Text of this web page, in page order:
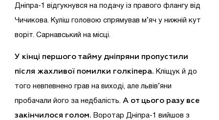
Дніпра-1 відгукнувся на подачу із правого флангу від
Чичикова. Куліш головою спрямував м’яч у нижній кут
воріт. Сарнавський на місці.
У кінці першого тайму дніпряни пропустили
після жахливої помилки голкіпера. Кліщук й до
того невпевнено грав на виході, але львів’яни
пробачали його за недбалість. А от цього разу все
закінчилося голом. Воротар Дніпра-1 вийшов з